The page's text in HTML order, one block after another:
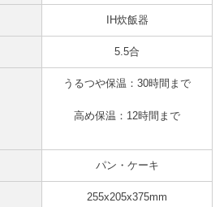
IH炊飯器
5.5合
うるつや保温：30時間まで
高め保温：12時間まで
パン・ケーキ
255x205x375mm